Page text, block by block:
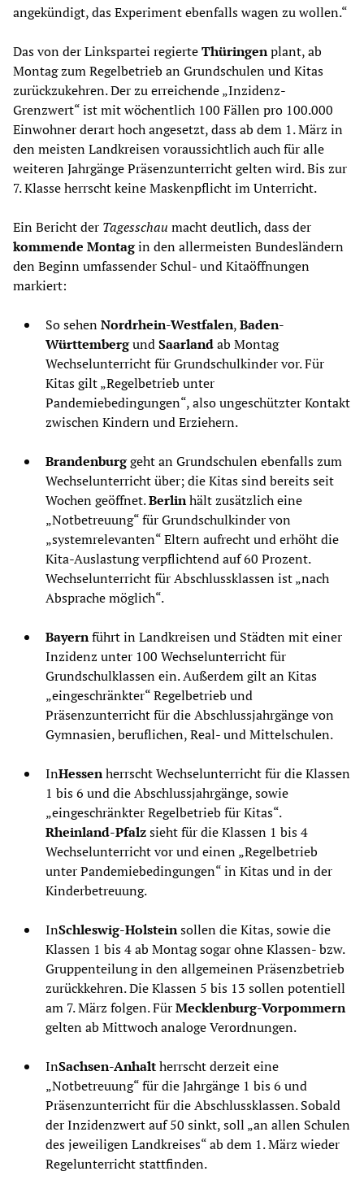
angekündigt, das Experiment ebenfalls wagen zu wollen.“
Das von der Linkspartei regierteThüringenplant, ab
Montag zum Regelbetrieb an Grundschulen und Kitas
zurückzukehren. Der zu erreichende „Inzidenz-
Grenzwert“ ist mit wöchentlich 100 Fällen pro 100.000
Einwohner derart hoch angesetzt, dass ab dem 1. März in
den meisten Landkreisen voraussichtlich auch für alle
weiteren Jahrgänge Präsenzunterricht gelten wird. Bis zur
7. Klasse herrscht keine Maskenpflicht im Unterricht.
Ein Bericht der Tagesschau macht deutlich, dass der
kommende Montagin den allermeisten Bundesländern
den Beginn umfassender Schul- und Kitaöffnungen
markiert:
So sehenNordrhein-Westfalen,Baden-
WürttembergundSaarlandab Montag
Wechselunterricht für Grundschulkinder vor. Für
Kitas gilt „Regelbetrieb unter
Pandemiebedingungen“, also ungeschützter Kontakt
zwischen Kindern und Erziehern.
Brandenburggeht an Grundschulen ebenfalls zum
Wechselunterricht über; die Kitas sind bereits seit
Wochen geöffnet.Berlinhält zusätzlich eine
„Notbetreuung“ für Grundschulkinder von
„systemrelevanten“ Eltern aufrecht und erhöht die
Kita-Auslastung verpflichtend auf 60 Prozent.
Wechselunterricht für Abschlussklassen ist „nach
Absprache möglich“.
Bayernführt in Landkreisen und Städten mit einer
Inzidenz unter 100 Wechselunterricht für
Grundschulklassen ein. Außerdem gilt an Kitas
„eingeschränkter“ Regelbetrieb und
Präsenzunterricht für die Abschlussjahrgänge von
Gymnasien, beruflichen, Real- und Mittelschulen.
InHessenherrscht Wechselunterricht für die Klassen
1 bis 6 und die Abschlussjahrgänge, sowie
„eingeschränkter Regelbetrieb für Kitas“.
Rheinland-Pfalzsieht für die Klassen 1 bis 4
Wechselunterricht vor und einen „Regelbetrieb
unter Pandemiebedingungen“ in Kitas und in der
Kinderbetreuung.
InSchleswig-Holsteinsollen die Kitas, sowie die
Klassen 1 bis 4 ab Montag sogar ohne Klassen- bzw.
Gruppenteilung in den allgemeinen Präsenzbetrieb
zurückkehren. Die Klassen 5 bis 13 sollen potentiell
am 7. März folgen. FürMecklenburg-Vorpommern
gelten ab Mittwoch analoge Verordnungen.
InSachsen-Anhaltherrscht derzeit eine
„Notbetreuung“ für die Jahrgänge 1 bis 6 und
Präsenzunterricht für die Abschlussklassen. Sobald
der Inzidenzwert auf 50 sinkt, soll „an allen Schulen
des jeweiligen Landkreises“ ab dem 1. März wieder
Regelunterricht stattfinden.